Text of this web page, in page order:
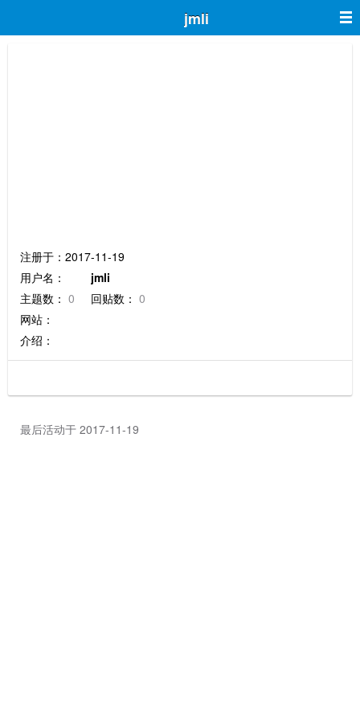
jmli
注册于：2017-11-19
用户名：
jmli
主题数： 0 回贴数： 0
网站：
介绍：
最后活动于 2017-11-19